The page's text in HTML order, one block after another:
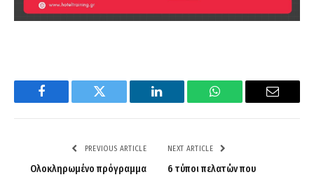
Facebook Twitter LinkedIn WhatsApp Email
PREVIOUS ARTICLE
Ολοκληρωμένο πρόγραμμα
NEXT ARTICLE
6 τύποι πελατών που